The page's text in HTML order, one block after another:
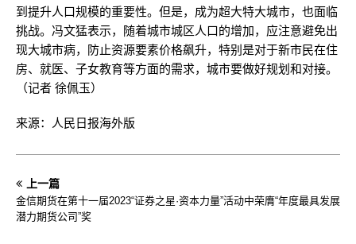
到提升人口规模的重要性。但是，成为超大特大城市，也面临
挑战。冯文猛表示，随着城市城区人口的增加，应注意避免出
现大城市病，防止资源要素价格飙升，特别是对于新市民在住
房、就医、子女教育等方面的需求，城市要做好规划和对接。
（记者 徐佩玉）
来源：人民日报海外版
上一篇
金信期货在第十一届2023“证券之星·资本力量”活动中荣膺“年度最具发展
潜力期货公司”奖